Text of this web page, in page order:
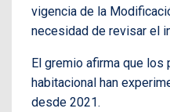
vigencia de la
necesidad de revisar el
El gremio afirma que
habitacional han
desde 2021.